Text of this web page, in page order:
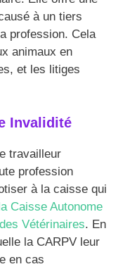
à un tiers
profession. Cela
animaux en
et les litiges
Invalidité
travailleur
profession
à la caisse qui
Caisse Autonome
Vétérinaires. En
la CARPV leur
en cas